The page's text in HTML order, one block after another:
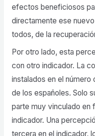
efectos beneficiosos
directamente ese
todos, de la
Por otro lado, esta
con otro indicador. La
instalados en el
de los españoles. Solo
parte muy vinculado en
indicador. Una
tercera en el indicador,